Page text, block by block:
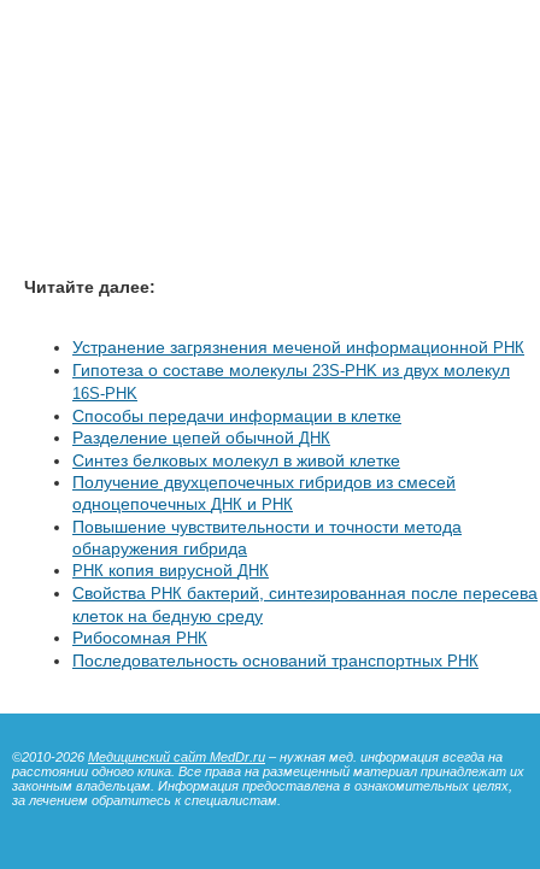
Читайте далее:
Устранение загрязнения меченой информационной РНК
Гипотеза о составе молекулы 23S-PHK из двух молекул
16S-PHK
Способы передачи информации в клетке
Разделение цепей обычной ДНК
Синтез белковых молекул в живой клетке
Получение двухцепочечных гибридов из смесей
одноцепочечных ДНК и РНК
Повышение чувствительности и точности метода
обнаружения гибрида
РНК копия вирусной ДНК
Свойства РНК бактерий, синтезированная после пересева
клеток на бедную среду
Рибосомная РНК
Последовательность оснований транспортных РНК
©2010-2026 Медицинский сайт MedDr.ru – нужная мед. информация всегда на
расстоянии одного клика. Все права на размещенный материал принадлежат их
законным владельцам. Информация предоставлена в ознакомительных целях,
за лечением обратитесь к специалистам.